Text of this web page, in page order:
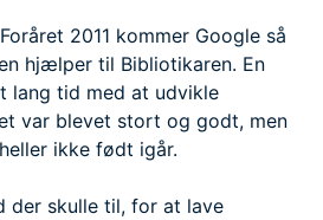
2011 kommer Google så
hjælper til Bibliotikaren. En
lang tid med at udvikle
var blevet stort og godt, men
ikke født igår.
der skulle til, for at lave